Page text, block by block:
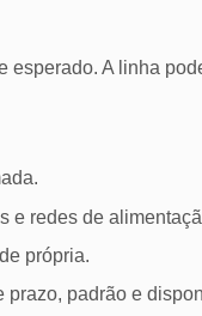
quentes,
para
o volume